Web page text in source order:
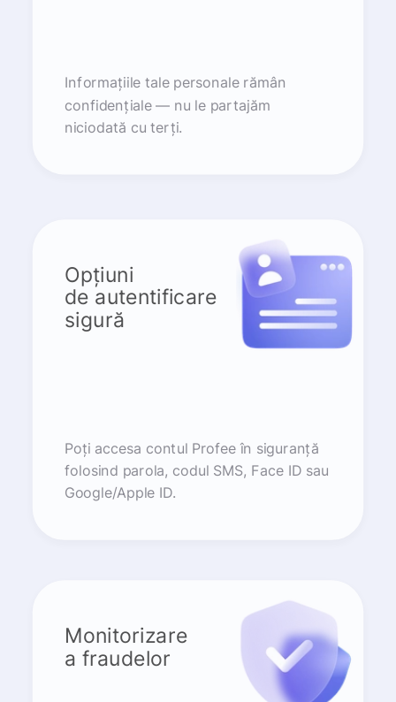
Informațiile tale personale rămân
confidențiale — nu le partajăm
niciodată cu terți.
Opțiuni
de autentificare
sigură
Poți accesa contul Profee în siguranță
folosind parola, codul SMS, Face ID sau
Google/Apple ID.
Monitorizare
a fraudelor